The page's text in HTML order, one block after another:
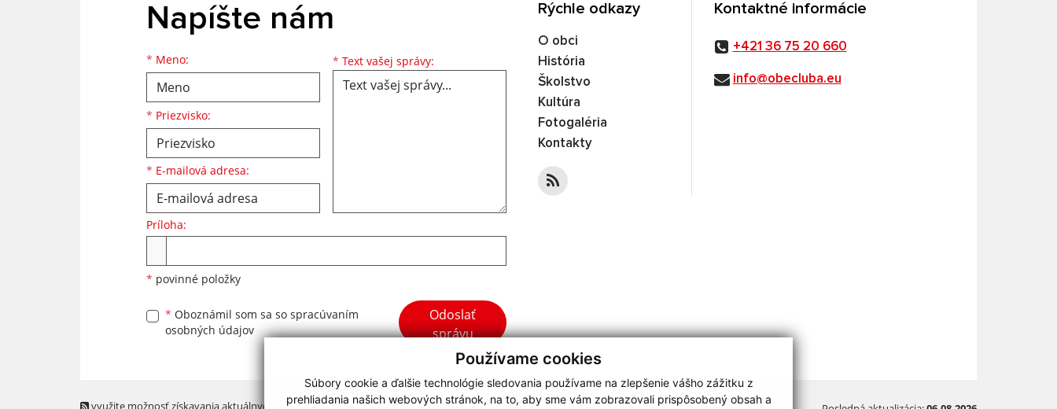
Používame cookies
Súbory cookie a ďalšie technológie sledovania používame na zlepšenie vášho zážitku z
prehliadania našich webových stránok, na to, aby sme vám zobrazovali prispôsobený obsah a
Napíšte nám
* Meno:
Meno
* Priezvisko:
Priezvisko
* E-mailová adresa:
E-mailová adresa * Text vašej správy: Text vašej správy...
Príloha:
* povinné položky
* Oboznámil som sa so spracúvaním
osobných údajov
Google reCaptcha Response
Odoslať
správu
Rýchle odkazy
O obci
História
Školstvo
Kultúra
Fotogaléria
Kontakty
Kontaktné informácie
+421 36 75 20 660
info@obecluba.eu
využite možnosť získavania aktuálnych informácií s